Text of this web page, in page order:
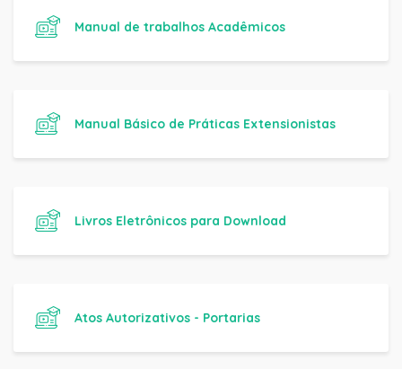
Manual de trabalhos Acadêmicos
Manual Básico de Práticas Extensionistas
Livros Eletrônicos para Download
Atos Autorizativos - Portarias